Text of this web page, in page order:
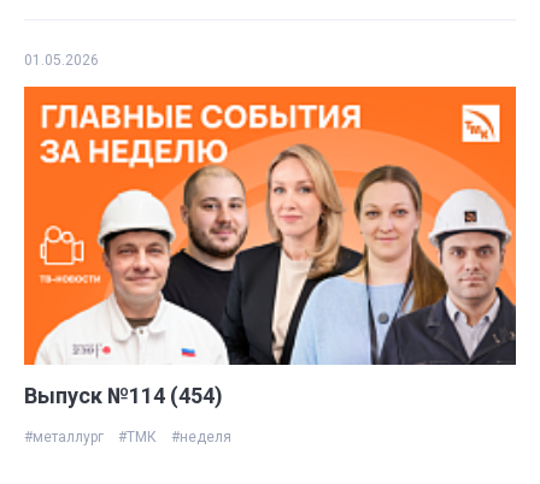
01.05.2026
Выпуск №114 (454)
#металлург #ТМК #неделя